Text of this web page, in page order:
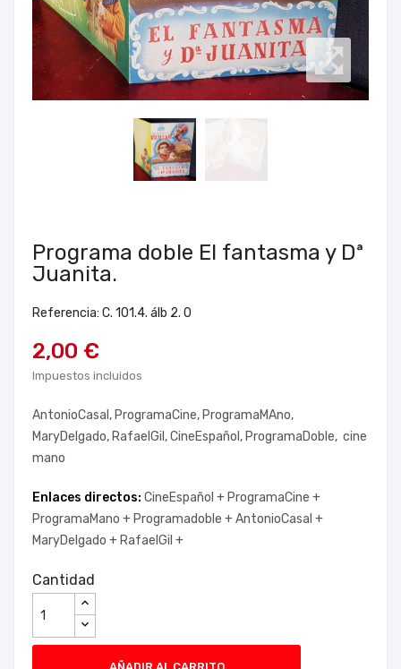
Programa doble El fantasma y Dª
Juanita.
Referencia: C. 101.4. álb 2. 0
2,00 €
Impuestos incluidos
AntonioCasal, ProgramaCine, ProgramaMAno,
MaryDelgado, RafaelGil, CineEspañol, ProgramaDoble, cine
mano
Enlaces directos: CineEspañol + ProgramaCine +
ProgramaMano + Programadoble +AntonioCasal +
MaryDelgado + RafaelGil +
Cantidad